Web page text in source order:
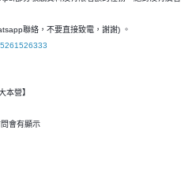
聯絡，不要直接致電，謝謝) 。
本營】
會有顯示